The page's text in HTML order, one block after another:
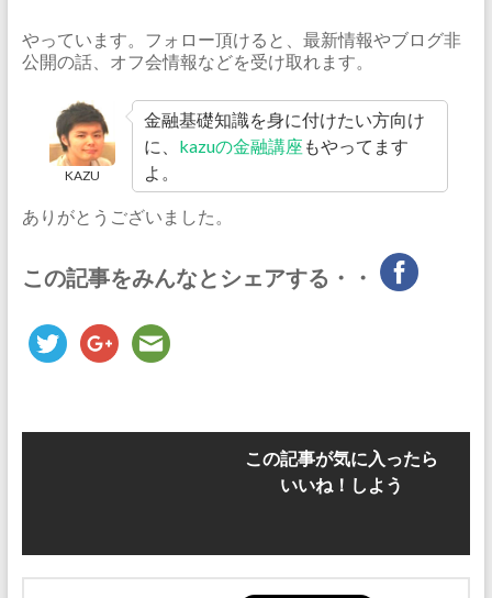
やっています。フォロー頂けると、最新情報やブログ非
公開の話、オフ会情報などを受け取れます。
KAZU
金融基礎知識を身に付けたい方向け
に、 kazuの金融講座 もやってます
よ。
ありがとうございました。
この記事をみんなとシェアする・・
この記事が気に入ったら
いいね！しよう